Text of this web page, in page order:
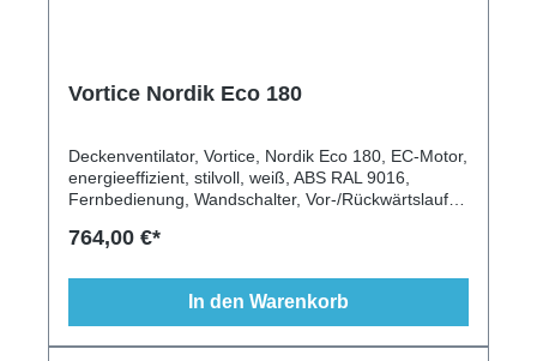
Vortice Nordik Eco 180
Deckenventilator, Vortice, Nordik Eco 180, EC-Motor,
energieeffizient, stilvoll, weiß, ABS RAL 9016,
Fernbedienung, Wandschalter, Vor-/Rückwärtslauf,
764,00 €*
In den Warenkorb